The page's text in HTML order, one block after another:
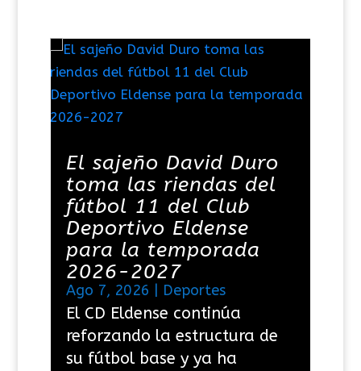
El sajeño David Duro
toma las riendas del
fútbol 11 del Club
Deportivo Eldense
para la temporada
2026-2027
Ago 7, 2026 Deportes
El CD Eldense continúa
reforzando la estructura de
su fútbol base y ya ha